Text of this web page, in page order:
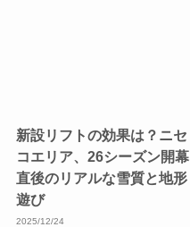
新設リフトの効果は？ニセ
コエリア、26シーズン開幕
直後のリアルな雪質と地形
遊び
2025/12/24